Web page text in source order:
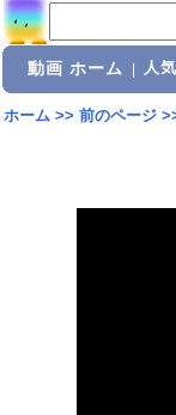
動画 ホーム 人
ホーム>> 前のページ